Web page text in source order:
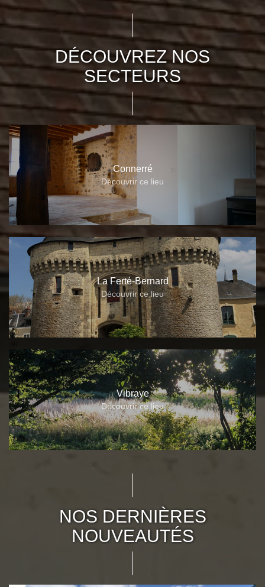
DÉCOUVREZ NOS
SECTEURS
Connerré
Découvrir ce lieu
La Ferté-Bernard
Découvrir ce lieu
Vibraye
Découvrir ce lieu
NOS DERNIÈRES
NOUVEAUTÉS